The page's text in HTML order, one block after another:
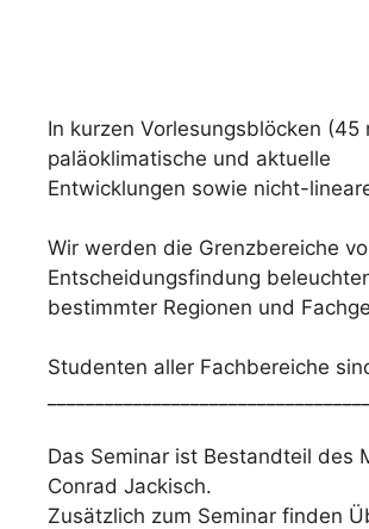
In kurzen Vorlesungsblöcken
paläoklimatische und aktuelle
Entwicklungen sowie nicht-
Wir werden die Grenzbereiche
Entscheidungsfindung
bestimmter Regionen und
Studenten aller Fachbereiche
Das Seminar ist Bestandteil des
Conrad Jackisch.
Zusätzlich zum Seminar finden